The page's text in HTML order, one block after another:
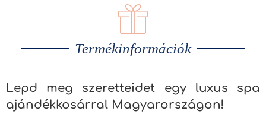
Termékinformációk
Lepd meg szeretteidet egy luxus spa
ajándékkosárral Magyarországon!